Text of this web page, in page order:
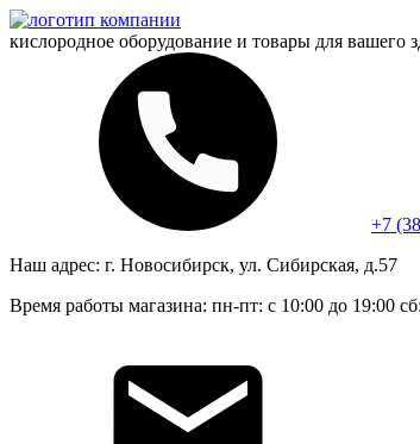
кислородное оборудование и товары для вашего
+7
Наш адрес: г. Новосибирск, ул. Сибирская, д.57
Время работы магазина: пн-пт: с 10:00 до 19:00